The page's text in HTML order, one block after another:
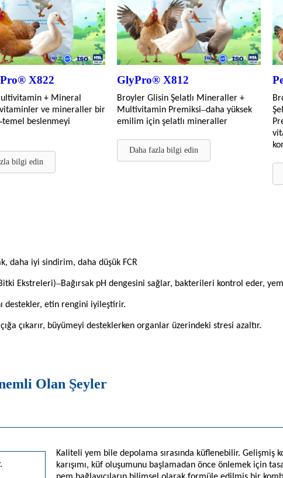
X822
+ Mineral
ve mineraller bir
temel beslenmeyi
bilgi edin
GlyPro® X812
Broyler Glisin Şelatlı Mineraller +
Multivitamin Premiksi–daha yüksek
emilim için şelatlı mineraller
Daha fazla bilgi edin
daha iyi sindirim, daha düşük FCR
Ekstreleri)–Bağırsak pH dengesini sağlar, bakterileri kontrol eder,
destekler, etin rengini iyileştirir.
çıkarır, büyümeyi desteklerken organlar üzerindeki stresi azaltır.
Olan Şeyler
Kaliteli yem bile depolama sırasında küflenebilir.
karışımı, küf oluşumunu başlamadan önce önlemek için